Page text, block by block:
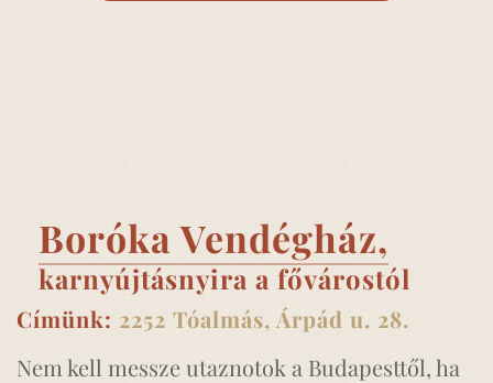
Boróka Vendégház,
karnyújtásnyira a fővárostól
Címünk: 2252 Tóalmás, Árpád u. 28.
Nem kell messze utaznotok a Budapesttől, ha